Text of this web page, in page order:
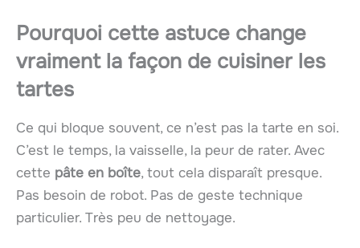
Pourquoi cette astuce change
vraiment la façon de cuisiner les
tartes
Ce qui bloque souvent, ce n’est pas la tarte en soi.
C’est le temps, la vaisselle, la peur de rater. Avec
cette pâte en boîte, tout cela disparaît presque.
Pas besoin de robot. Pas de geste technique
particulier. Très peu de nettoyage.